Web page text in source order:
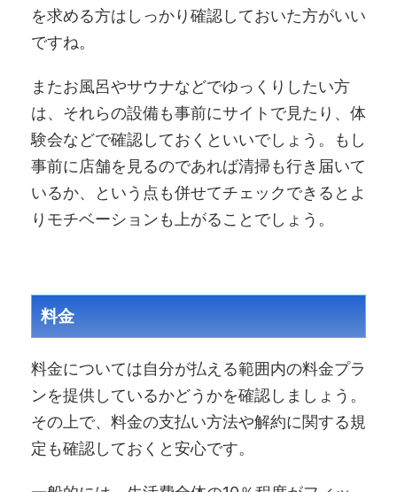
を求める方はしっかり確認しておいた方がいい
ですね。
またお風呂やサウナなどでゆっくりしたい方
は、それらの設備も事前にサイトで見たり、体
験会などで確認しておくといいでしょう。もし
事前に店舗を見るのであれば清掃も行き届いて
いるか、という点も併せてチェックできるとよ
りモチベーションも上がることでしょう。
料金
料金については自分が払える範囲内の料金プラ
ンを提供しているかどうかを確認しましょう。
その上で、料金の支払い方法や解約に関する規
定も確認しておくと安心です。